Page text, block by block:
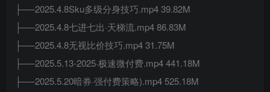
├──2025.4.8Sku多级分身技巧.mp4 39.82M
├──2025.4.8七进七出·天梯流.mp4 86.83M
├──2025.4.8无视比价技巧.mp4 31.75M
├──2025.5.13-2025·极速微付费.mp4 441.18M
├──2025.5.20暗券·强付费策略).mp4 525.18M